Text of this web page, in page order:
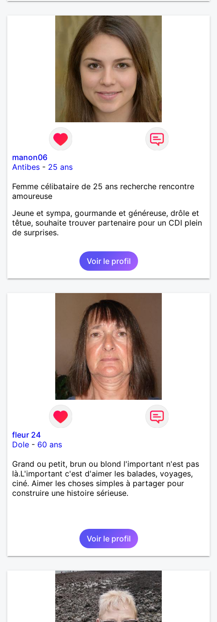
manon06
Antibes - 25 ans
Femme célibataire de 25 ans recherche rencontre
amoureuse
Jeune et sympa, gourmande et généreuse, drôle et
têtue, souhaite trouver partenaire pour un CDI plein
de surprises.
Voir le profil
fleur 24
Dole - 60 ans
Grand ou petit, brun ou blond l'important n'est pas
là.L'important c'est d'aimer les balades, voyages,
ciné. Aimer les choses simples à partager pour
construire une histoire sérieuse.
Voir le profil